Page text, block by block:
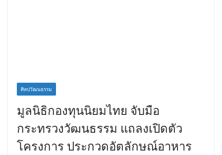
ศิลปวัฒนธรรม
มูลนิธิกองทุนนิยมไทย จับมือ
กระทรวงวัฒนธรรม แถลงเปิดตัว
โครงการ ประกวดอัตลักษณ์อาหาร